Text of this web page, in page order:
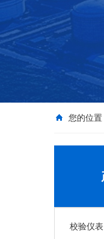
您的位置
校验仪表